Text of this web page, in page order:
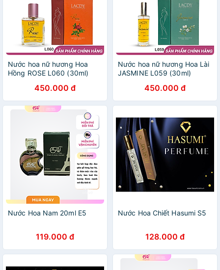
Nước hoa nữ hương Hoa
Hồng ROSE L060 (30ml)
450.000 đ
Nước hoa nữ hương Hoa Lài
JASMINE L059 (30ml)
450.000 đ
Nước Hoa Nam 20ml E5
119.000 đ
Nước Hoa Chiết Hasumi S5
128.000 đ